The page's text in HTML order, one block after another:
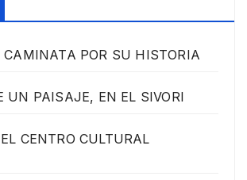
CAMINATA POR SU HISTORIA
UN PAISAJE, EN EL SIVORI
CENTRO CULTURAL